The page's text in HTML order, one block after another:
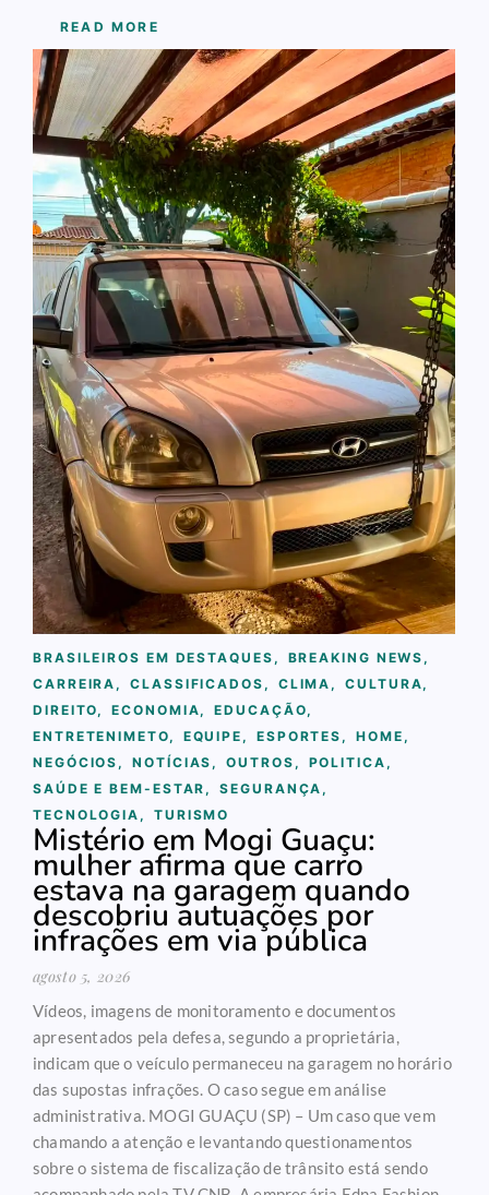
READ MORE
BRASILEIROS EM DESTAQUES , BREAKING NEWS ,
CARREIRA , CLASSIFICADOS , CLIMA , CULTURA,
DIREITO, ECONOMIA, EDUCAÇÃO,
ENTRETENIMETO, EQUIPE , ESPORTES , HOME ,
NEGÓCIOS , NOTÍCIAS , OUTROS , POLITICA ,
SAÚDE E BEM-ESTAR , SEGURANÇA ,
TECNOLOGIA , TURISMO
Mistério em Mogi Guaçu:
mulher afirma que carro
estava na garagem quando
descobriu autuações por
infrações em via pública
agosto 5, 2026
Vídeos, imagens de monitoramento e documentos
apresentados pela defesa, segundo a proprietária,
indicam que o veículo permaneceu na garagem no horário
das supostas infrações. O caso segue em análise
administrativa. MOGI GUAÇU (SP) – Um caso que vem
chamando a atenção e levantando questionamentos
sobre o sistema de fiscalização de trânsito está sendo